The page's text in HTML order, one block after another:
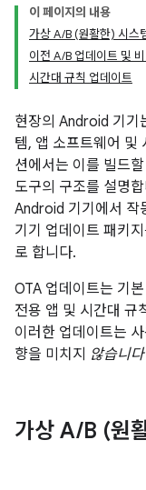
이 페이지의 내용
가상 A/B (원활한) 시스
이전 A/B 업데이트 및
시간대 규칙 업데이트
현장의 Android 기기
템, 앱 소프트웨어 및
션에서는 이를 빌드
도구의 구조를 설명
Android 기기에서 작
기기 업데이트 패키
로 합니다.
OTA 업데이트는 기
전용 앱 및 시간대 규
이러한 업데이트는
향을 미치지 않습니다
가상 A/B (원